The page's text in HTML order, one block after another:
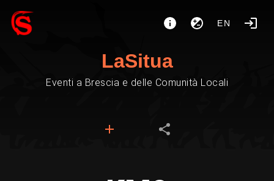
EN
LaSitua
Eventi a Brescia e delle Comunità Locali